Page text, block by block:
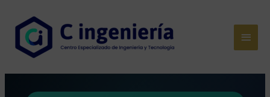
contenido
Menú